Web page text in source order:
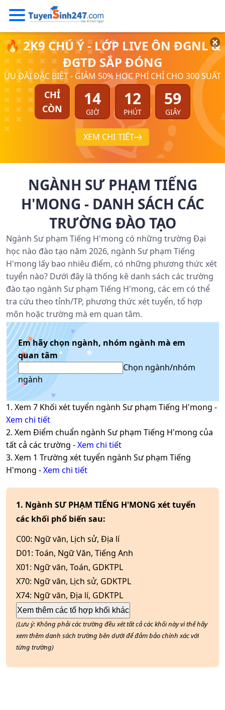
🔥 2K9 CHÚ Ý - LỚP LIVE ÔN ĐGNL &
ĐGTD SẮP ĐÓNG
ƯU ĐÃI ĐẶC BIỆT - GIẢM 50% HỌC PHÍ CHỈ CHO 300 SUẤT
CHỈ
CÒN
14
GIỜ
12
PHÚT
58
GIÂY
XEM CHI TIẾT
NGÀNH SƯ PHẠM TIẾNG
H'MONG - DANH SÁCH CÁC
TRƯỜNG ĐÀO TẠO
Ngành Sư phạm Tiếng H'mong có những trường Đại
học nào đào tạo năm 2026, ngành Sư phạm Tiếng
H'mong lấy bao nhiêu điểm, có những phương thức xét
tuyển nào? Dưới đây là thống kê danh sách các trường
đào tạo ngành Sư phạm Tiếng H'mong, các em có thể
tra cứu theo tỉnh/TP, phương thức xét tuyển, tổ hợp
môn hoặc trường mà em quan tâm.
Em hãy chọn ngành, nhóm ngành mà em
quan tâm
Chọn ngành/nhóm
ngành
1. Xem 7 Khối xét tuyển ngành Sư phạm Tiếng H'mong -
Xem chi tiết
2. Xem Điểm chuẩn ngành Sư phạm Tiếng H'mong của
tất cả các trường -Xem chi tiết
3. Xem 1 Trường xét tuyển ngành Sư phạm Tiếng
H'mong -Xem chi tiết
1. Ngành SƯ PHẠM TIẾNG H'MONG xét tuyển
các khối phổ biến sau:
C00: Ngữ văn, Lịch sử, Địa lí
D01: Toán, Ngữ Văn, Tiếng Anh
X01: Ngữ văn, Toán, GDKTPL
X70: Ngữ văn, Lịch sử, GDKTPL
X74: Ngữ văn, Địa lí, GDKTPL
Xem thêm các tổ hợp khối khác
(Lưu ý: Không phải các trường đều xét tất cả các khối này vì thế hãy
xem thêm danh sách trường bên dưới để đảm bảo chính xác với
từng trường)